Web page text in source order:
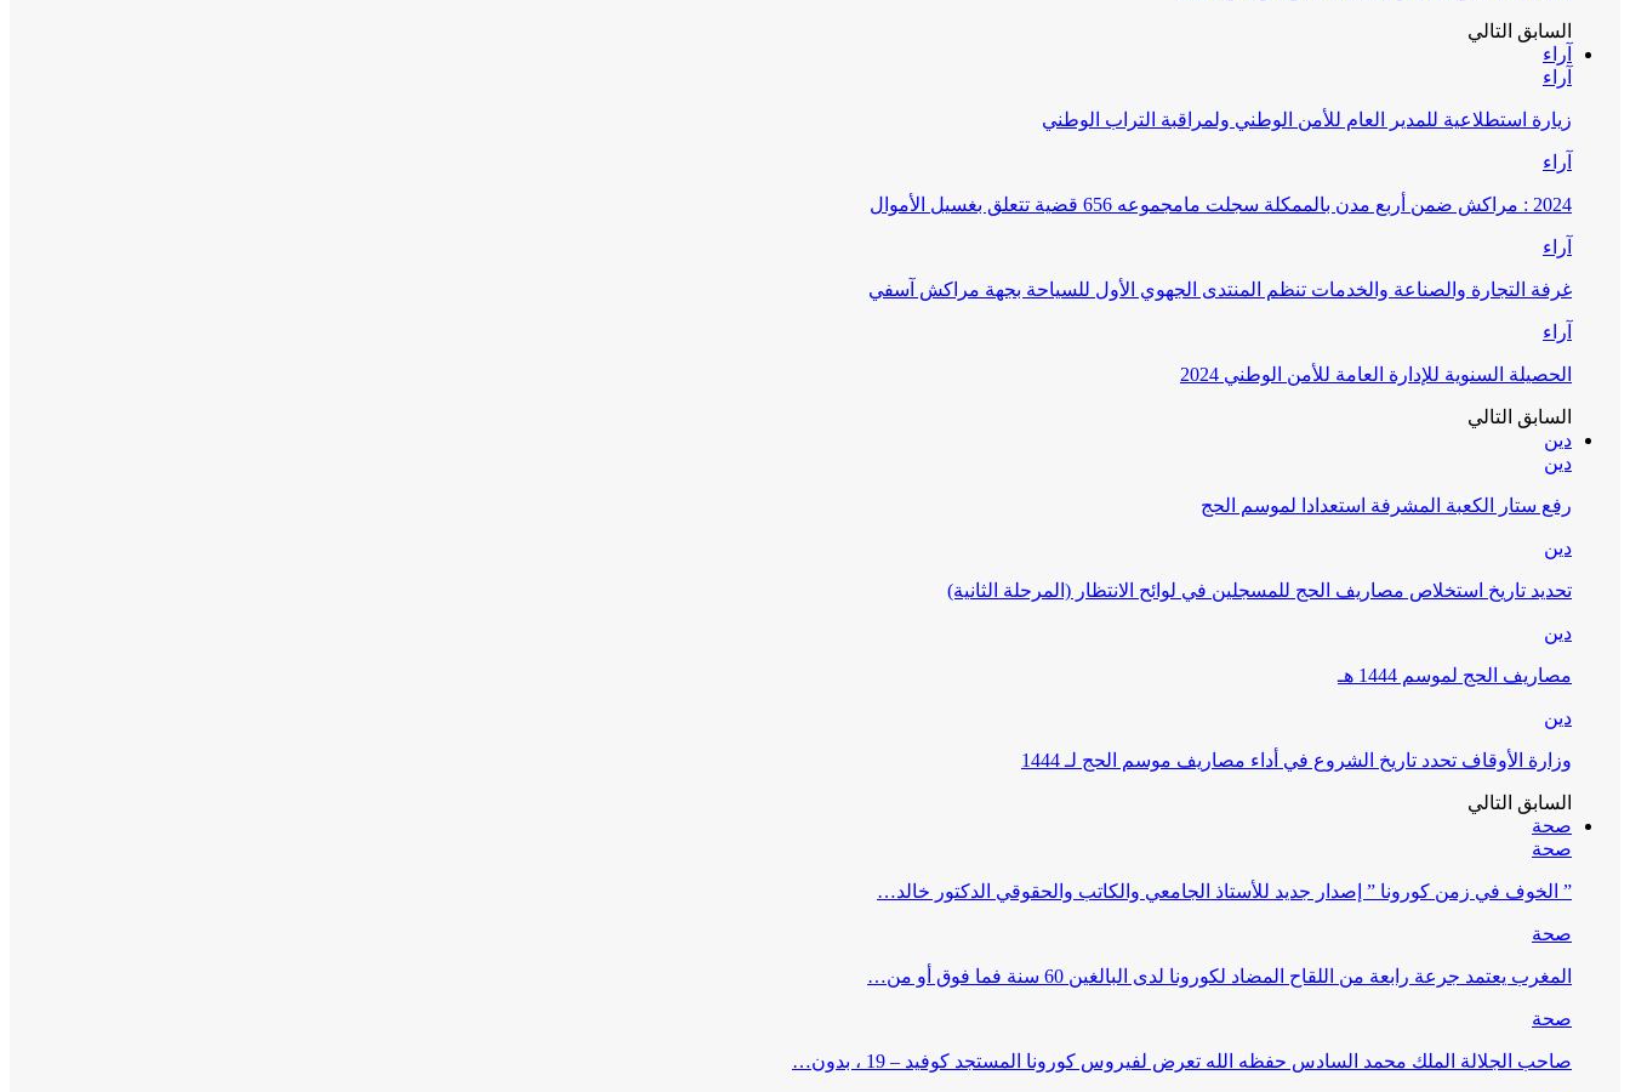
السابق التالي
آراء
آراء
زيارة استطلاعية للمدير العام للأمن الوطني ولمراقبة التراب الوطني
آراء
2024 : مراكش ضمن أربع مدن بالممكلة سجلت مامجموعه 656 قضية تتعلق بغسيل الأموال
آراء
غرفة التجارة والصناعة والخدمات تنظم المنتدى الجهوي الأول للسياحة بجهة مراكش آسفي
آراء
الحصيلة السنوية للإدارة العامة للأمن الوطني 2024
السابق التالي
دين
دين
رفع ستار الكعبة المشرفة استعدادا لموسم الحج
دين
تحديد تاريخ استخلاص مصاريف الحج للمسجلين في لوائح الانتظار (المرحلة الثانية)
دين
مصاريف الحج لموسم 1444 هـ
دين
وزارة الأوقاف تحدد تاريخ الشروع في أداء مصاريف موسم الحج لـ 1444
السابق التالي
صحة
صحة
” الخوف في زمن كورونا ” إصدار جديد للأستاذ الجامعي والكاتب والحقوقي الدكتور خالد…
صحة
المغرب يعتمد جرعة رابعة من اللقاح المضاد لكورونا لدى البالغين 60 سنة فما فوق أو من…
صحة
صاحب الجلالة الملك محمد السادس حفظه الله تعرض لفيروس كورونا المستجد كوفيد – 19 ، بدون…